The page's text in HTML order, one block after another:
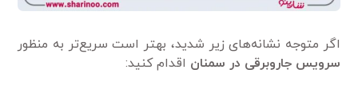
اگر متوجه نشانه‌های زیر شدید، بهتر است سریع‌تر به منظور
سرویس جاروبرقی در سمنان اقدام کنید: